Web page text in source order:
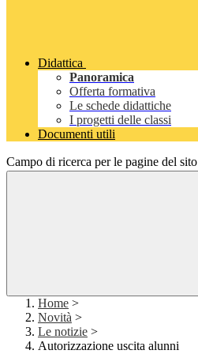
Didattica
Panoramica
Offerta formativa
Le schede didattiche
I progetti delle classi
Documenti utili
Campo di ricerca per le pagine del sito
Home >
Novità >
Le notizie >
Autorizzazione uscita alunni